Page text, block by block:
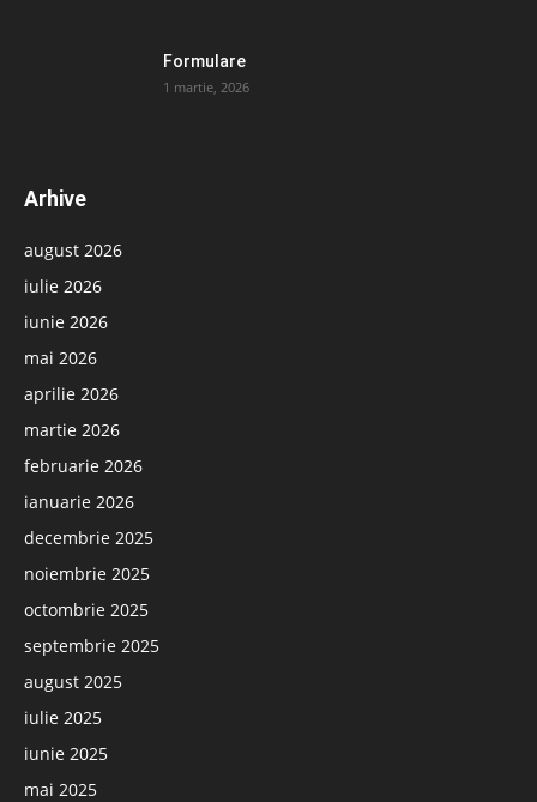
Formulare
1 martie, 2026
Arhive
august 2026
iulie 2026
iunie 2026
mai 2026
aprilie 2026
martie 2026
februarie 2026
ianuarie 2026
decembrie 2025
noiembrie 2025
octombrie 2025
septembrie 2025
august 2025
iulie 2025
iunie 2025
mai 2025